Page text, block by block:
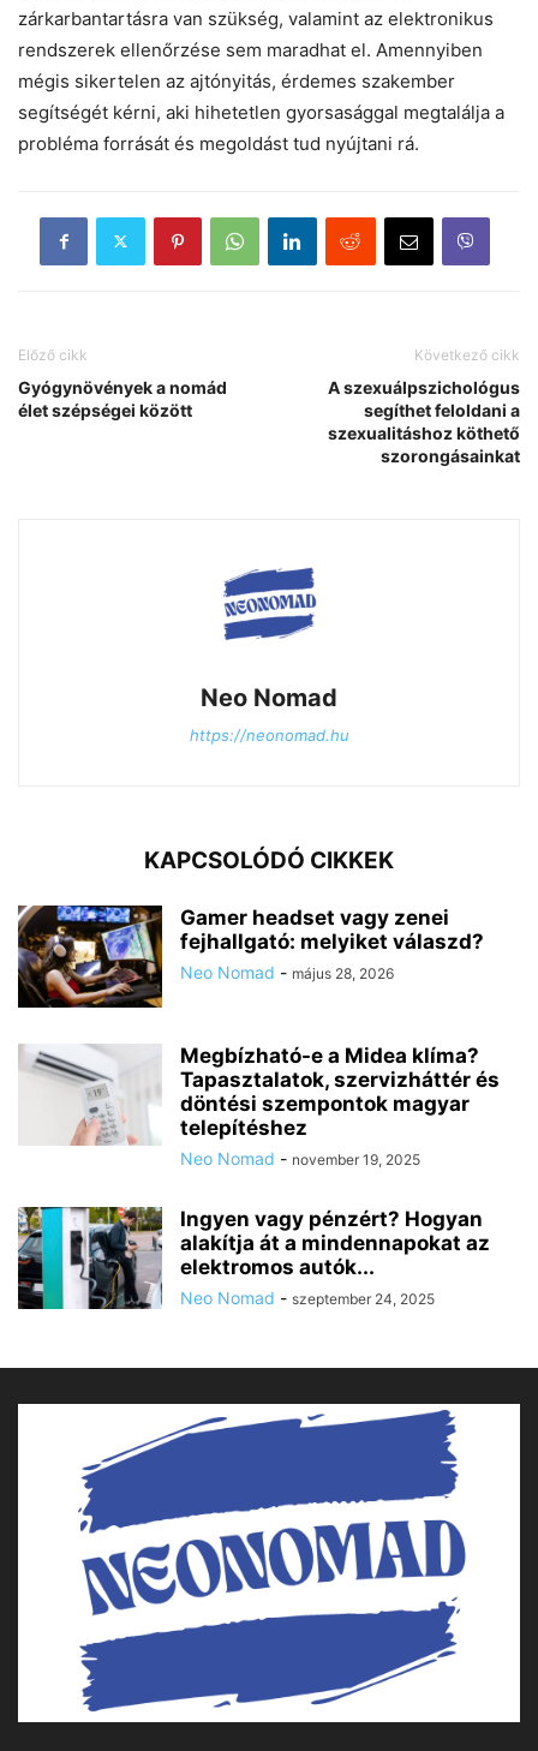
zárkarbantartásra van szükség, valamint az elektronikus
rendszerek ellenőrzése sem maradhat el. Amennyiben
mégis sikertelen az ajtónyitás, érdemes szakember
segítségét kérni, aki hihetetlen gyorsasággal megtalálja a
probléma forrását és megoldást tud nyújtani rá.
Előző cikk
Gyógynövények a nomád
élet szépségei között
Következő cikk
A szexuálpszichológus
segíthet feloldani a
szexualitáshoz köthető
szorongásainkat
Neo Nomad
https://neonomad.hu
KAPCSOLÓDÓ CIKKEK
Gamer headset vagy zenei
fejhallgató: melyiket válaszd?
Neo Nomad - május 28, 2026
Megbízható-e a Midea klíma?
Tapasztalatok, szervizháttér és
döntési szempontok magyar
telepítéshez
Neo Nomad - november 19, 2025
Ingyen vagy pénzért? Hogyan
alakítja át a mindennapokat az
elektromos autók...
Neo Nomad - szeptember 24, 2025